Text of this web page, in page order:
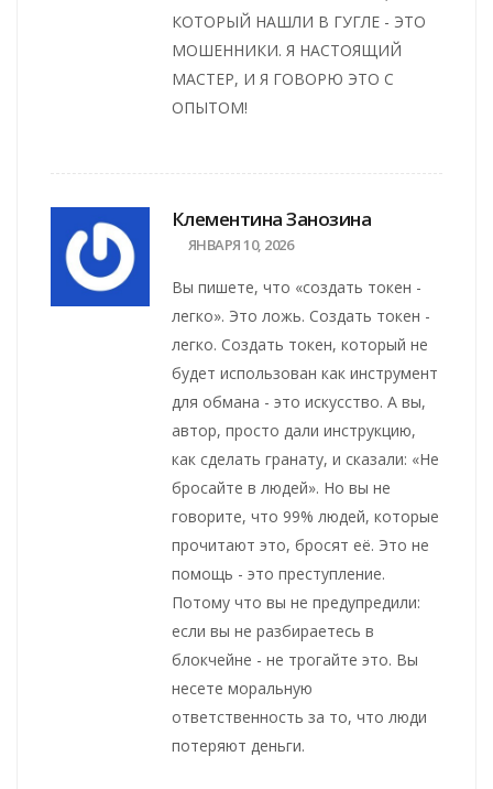
КОТОРЫЙ НАШЛИ В ГУГЛЕ - ЭТО
МОШЕННИКИ. Я НАСТОЯЩИЙ
МАСТЕР, И Я ГОВОРЮ ЭТО С
ОПЫТОМ!
Клементина Занозина
ЯНВАРЯ 10, 2026
Вы пишете, что «создать токен -
легко». Это ложь. Создать токен -
легко. Создать токен, который не
будет использован как инструмент
для обмана - это искусство. А вы,
автор, просто дали инструкцию,
как сделать гранату, и сказали: «Не
бросайте в людей». Но вы не
говорите, что 99% людей, которые
прочитают это, бросят её. Это не
помощь - это преступление.
Потому что вы не предупредили:
если вы не разбираетесь в
блокчейне - не трогайте это. Вы
несете моральную
ответственность за то, что люди
потеряют деньги.